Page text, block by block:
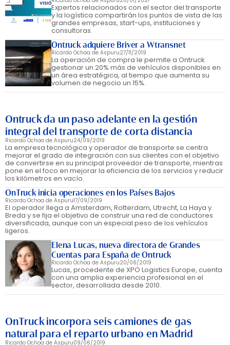
Expertos relacionados con el sector del transporte
y la logística compartirán los puntos de vista de las
grandes empresas, start-ups, instituciones y
consultoras.
Ontruck adquiere Briver a Wtransnet
Ricardo Ochoa de Aspuru27/11/2019
La operación de compra le permite a Ontruck
gestionar un 20% más de vehículos disponibles en
un área estratégica, al tiempo que aumenta su
volumen de negocio un 15%.
Ontruck da un paso adelante en la gestión
integral del transporte de corta distancia
Ricardo Ochoa de Aspuru24/09/2019
La empresa tecnológica y operador de transporte se centra
mejorar el grado de integración con sus clientes con el objetivo
de convertirse en su principal proveedor de transporte, mientras
pone en el foco en mejorar la eficiencia de los servicios y reducir
los kilómetros en vacío.
OnTruck inicia operaciones en los Países Bajos
Ricardo Ochoa de Aspuru17/09/2019
El operador llega a Amsterdam, Rotterdam, Utrecht, La Haya y
Breda y se fija el objetivo de construir una red de conductores
diversificada, aunque con un especial peso de los vehículos
ligeros.
Elena Lucas, nueva directora de Grandes
Cuentas para España de Ontruck
Ricardo Ochoa de Aspuru20/06/2019
Lucas, procedente de XPO Logistics Europe, cuenta
con una amplia experiencia profesional en el
sector, desarrollada desde 2010.
OnTruck incorpora seis camiones de gas
natural para el reparto urbano en Madrid
Ricardo Ochoa de Aspuru09/06/2019